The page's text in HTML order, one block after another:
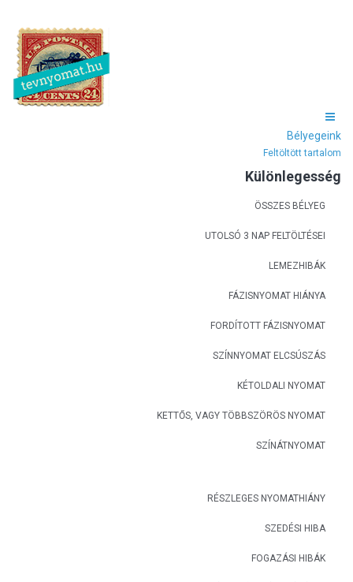
Bélyegeink
Feltöltött tartalom
Különlegesség
ÖSSZES BÉLYEG
UTOLSÓ 3 NAP FELTÖLTÉSEI
LEMEZHIBÁK
FÁZISNYOMAT HIÁNYA
FORDÍTOTT FÁZISNYOMAT
SZÍNNYOMAT ELCSÚSZÁS
KÉTOLDALI NYOMAT
KETTŐS, VAGY TÖBBSZÖRÖS NYOMAT
SZÍNÁTNYOMAT
RÉSZLEGES NYOMATHIÁNY
SZEDÉSI HIBA
FOGAZÁSI HIBÁK